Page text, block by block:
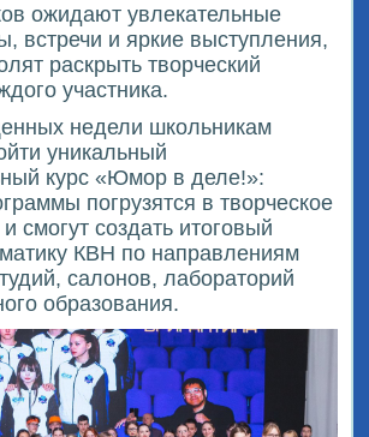
ожидают увлекательные
встречи и яркие выступления,
раскрыть творческий
участника.
недели школьникам
уникальный
курс «Юмор в деле!»:
погрузятся в творческое
смогут создать итоговый
КВН по направлениям
салонов, лабораторий
образования.